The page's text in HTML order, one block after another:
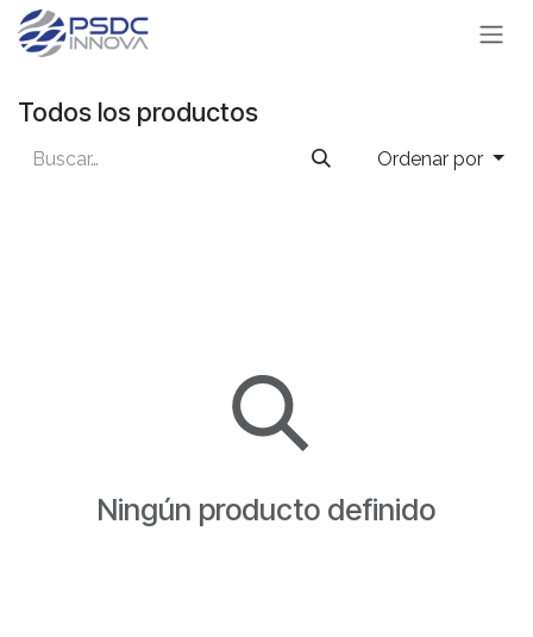
Ir al contenido
Todos los productos
Ordenar por
Ningún producto definido